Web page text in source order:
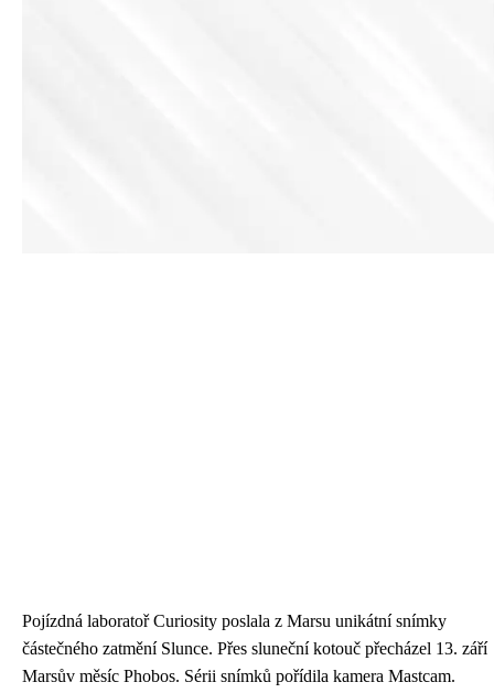
Pojízdná laboratoř Curiosity poslala z Marsu unikátní snímky
částečného zatmění Slunce. Přes sluneční kotouč přecházel 13. září
Marsův měsíc Phobos. Sérii snímků pořídila kamera Mastcam.